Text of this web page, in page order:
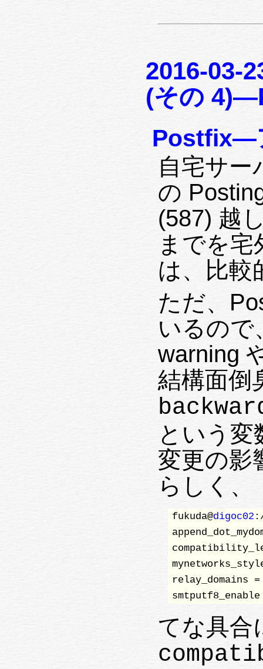
2016-03-
(その
Postfix—
自宅サー
の
(587) 越
までを
は、比較
ただ、
いるので
warning
結構面倒
という
変更の影
らしく、
fukuda@digoc02
てな具合